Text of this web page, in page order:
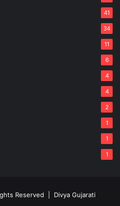
41
34
11
6
4
4
2
1
1
1
Reserved | Divya Gujarati